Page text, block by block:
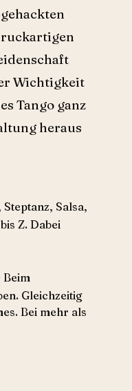
ruckartigen
Wichtigkeit
Tango ganz
heraus
Salsa,
Z. Dabei
Beim
Gleichzeitig
Bei mehr als